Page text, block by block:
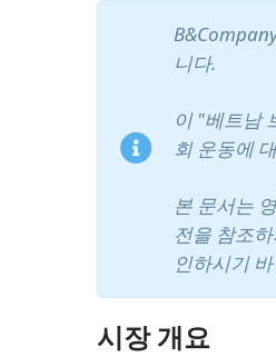
니다.
이 "베트남
회 운동에
본 문서는
전을 참조
인하시기
시장 개요